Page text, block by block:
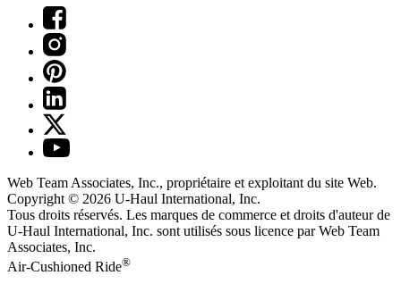
Web Team Associates, Inc., propriétaire et exploitant du site Web.
Copyright © 2026 U-Haul International, Inc.
Tous droits réservés. Les marques de commerce et droits d'auteur de
U-Haul International, Inc. sont utilisés sous licence par Web Team
Associates, Inc.
Air-Cushioned Ride®